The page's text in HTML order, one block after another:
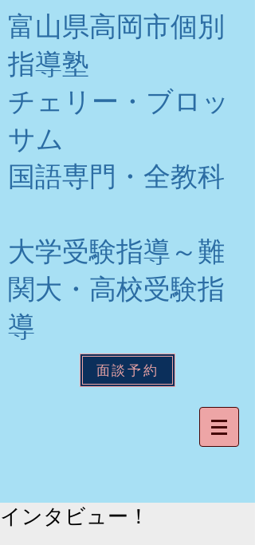
富山県高岡市個別
指導塾
チェリー・ブロッ
サム
​国語専門・全教科
大学受験指導～難
関大・高校受験指
導
面談予約
インタビュー！